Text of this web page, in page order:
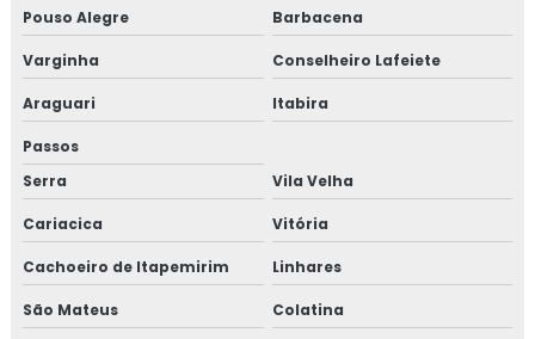
Pouso Alegre Barbacena
Varginha Conselheiro Lafeiete
Araguari Itabira
Passos
Serra
Vila Velha
Cariacica Vitória
Cachoeiro de Itapemirim Linhares
São Mateus Colatina